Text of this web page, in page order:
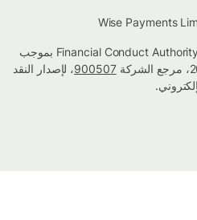
تم اعتماد شركة Wise بواسطة Financial Conduct Authority بموجب
900507، لإصدار النقد